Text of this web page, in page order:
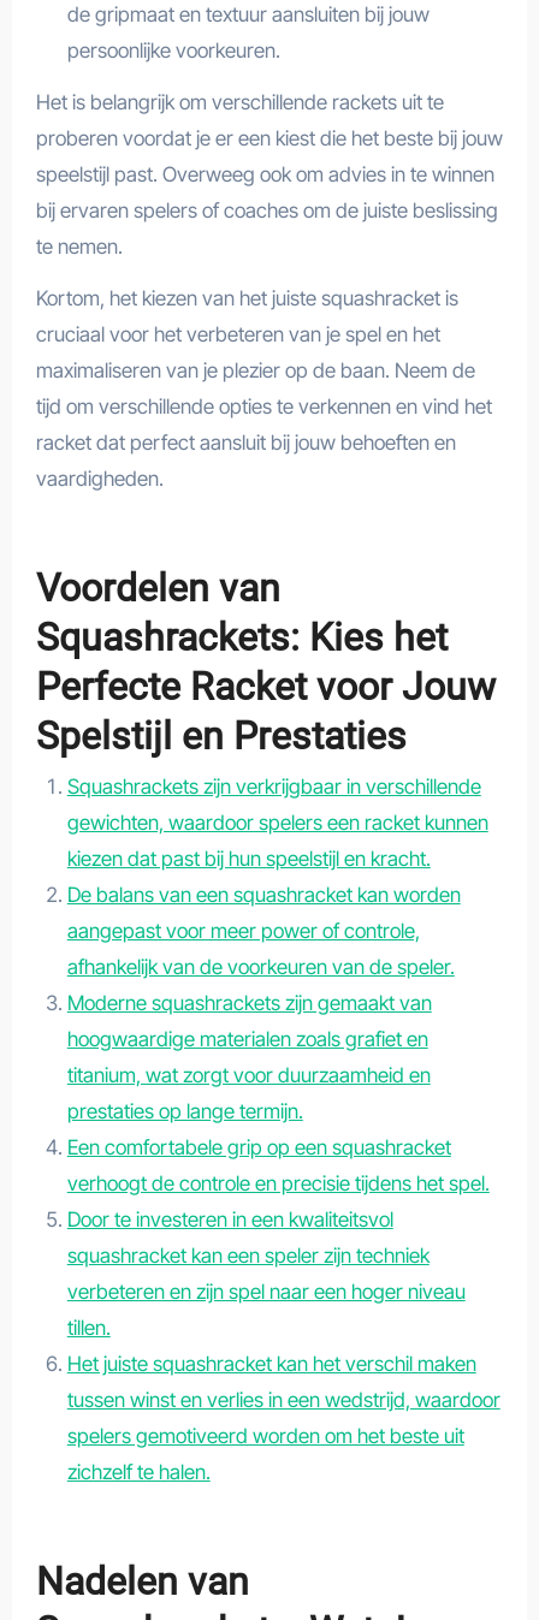
de gripmaat en textuur aansluiten bij jouw
persoonlijke voorkeuren.
Het is belangrijk om verschillende rackets uit te
proberen voordat je er een kiest die het beste bij jouw
speelstijl past. Overweeg ook om advies in te winnen
bij ervaren spelers of coaches om de juiste beslissing
te nemen.
Kortom, het kiezen van het juiste squashracket is
cruciaal voor het verbeteren van je spel en het
maximaliseren van je plezier op de baan. Neem de
tijd om verschillende opties te verkennen en vind het
racket dat perfect aansluit bij jouw behoeften en
vaardigheden.
Voordelen van
Squashrackets: Kies het
Perfecte Racket voor Jouw
Spelstijl en Prestaties
Squashrackets zijn verkrijgbaar in verschillende
gewichten, waardoor spelers een racket kunnen
kiezen dat past bij hun speelstijl en kracht.
De balans van een squashracket kan worden
aangepast voor meer power of controle,
afhankelijk van de voorkeuren van de speler.
Moderne squashrackets zijn gemaakt van
hoogwaardige materialen zoals grafiet en
titanium, wat zorgt voor duurzaamheid en
prestaties op lange termijn.
Een comfortabele grip op een squashracket
verhoogt de controle en precisie tijdens het spel.
Door te investeren in een kwaliteitsvol
squashracket kan een speler zijn techniek
verbeteren en zijn spel naar een hoger niveau
tillen.
Het juiste squashracket kan het verschil maken
tussen winst en verlies in een wedstrijd, waardoor
spelers gemotiveerd worden om het beste uit
zichzelf te halen.
Nadelen van